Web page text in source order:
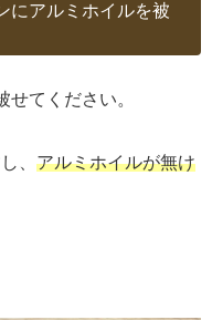
にアルミホイルを被
せてください。
、 アルミホイルが無け